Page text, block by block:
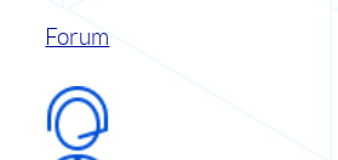
Forum